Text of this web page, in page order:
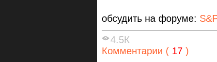
обсудить на форуме:
4.5К
Комментарии ( 17 )